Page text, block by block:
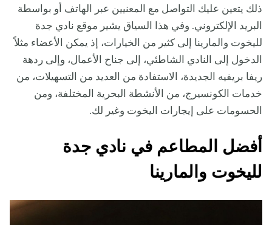
ذلك يتعين عليك التواصل مع المعنيين عبر الهاتف أو بواسطة
البريد الإلكتروني. وفي هذا السياق يشير موقع نادي جدة
لليخوت والمارينا إلى كثير من الخيارات، إذ يمكن الأعضاء مثلاً
الدخول إلى النادي الشاطئي، إلى جناح الأعمال، وإلى ردهة
ريفا بريفيه الجديدة، الاستفادة من العديد من التسهيلات، من
خدمات الكونسيرج، من الأنشطة البحرية المختلفة، ومن
الحسومات على إيجارات اليخوت وغير لك.
أفضل المطاعم في نادي جدة
لليخوت والمارينا